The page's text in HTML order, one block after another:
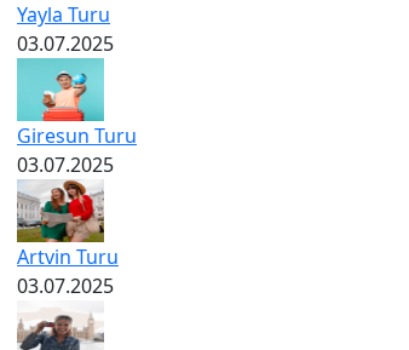
Yayla Turu
03.07.2025
Giresun Turu
03.07.2025
Artvin Turu
03.07.2025